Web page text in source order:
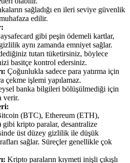
sağladığı en ileri seviye güvenlik
edilir.
gibi peşin ödemeli kartlar,
aynı zamanda emniyet sağlar.
tutarı tüketirsiniz, böylece
basitçe kontrol edersiniz.
Çoğunlukla sadece para yatırma için
çekme işlemi yapılamaz.
banka bilgileri bölüşülmediği için
verir.
(BTC), Ethereum (ETH),
kripto paralar, desantralize
üst düzey gizlilik ile düşük
sağlar. Süreçler genellikle çok
Kripto paraların kıymeti inişli çıkışlı